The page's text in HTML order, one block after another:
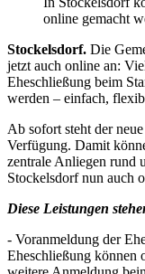
online gemacht
Stockelsdorf. Die
jetzt auch online an:
Eheschließung beim
werden – einfach,
Ab sofort steht der
Verfügung. Damit
zentrale Anliegen rund
Stockelsdorf nun auch
Diese Leistungen
- Voranmeldung der
Eheschließung können